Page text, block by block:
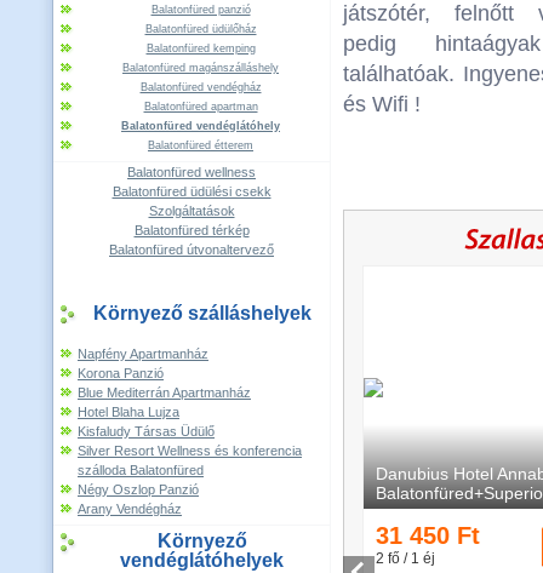
Balatonfüred panzió
Balatonfüred üdülőház
Balatonfüred kemping
Balatonfüred magánszálláshely
Balatonfüred vendégház
Balatonfüred apartman
Balatonfüred vendéglátóhely
Balatonfüred étterem
Balatonfüred wellness
Balatonfüred üdülési csekk
Szolgáltatások
Balatonfüred térkép
Balatonfüred útvonaltervező
Környező szálláshelyek
Napfény Apartmanház
Korona Panzió
Blue Mediterrán Apartmanház
Hotel Blaha Lujza
Kisfaludy Társas Üdülő
Silver Resort Wellness és konferencia
szálloda Balatonfüred
Négy Oszlop Panzió
Arany Vendégház
Környező
vendéglátóhelyek
játszótér, felnőtt
pedig
találhatóak.
és Wifi !